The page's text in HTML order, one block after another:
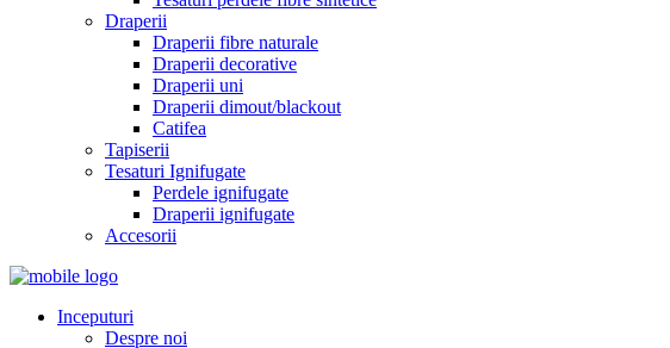
Draperii
Draperii fibre naturale
Draperii decorative
Draperii uni
Draperii dimout/blackout
Catifea
Tapiserii
Tesaturi Ignifugate
Perdele ignifugate
Draperii ignifugate
Accesorii
Inceputuri
Despre noi